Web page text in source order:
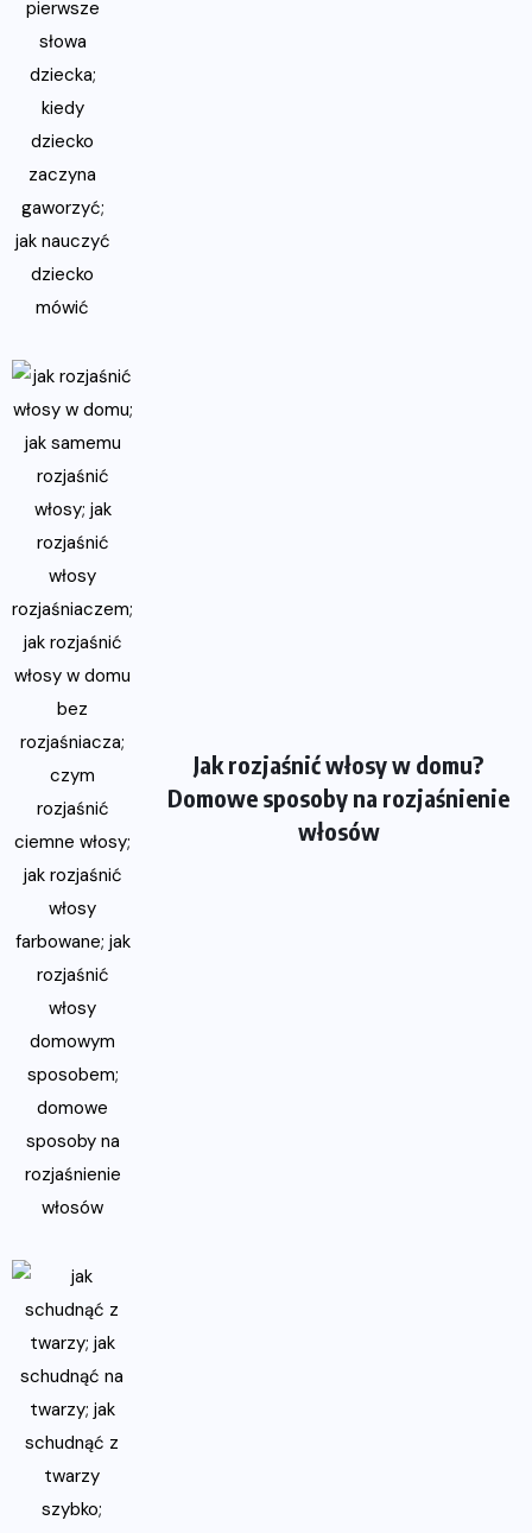
Jak rozjaśnić włosy w domu?
Domowe sposoby na rozjaśnienie
włosów